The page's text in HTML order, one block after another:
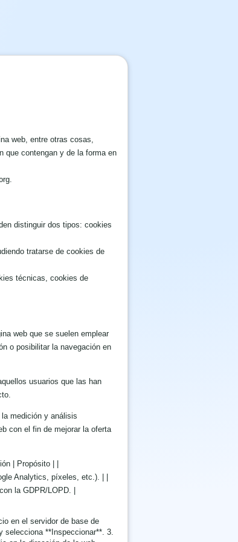
web, entre otras cosas,
que contengan y de la forma en
distinguir dos tipos: cookies
tratarse de cookies de
técnicas, cookies de
web que se suelen emplear
o posibilitar la navegación en
usuarios que las han
medición y análisis
con el fin de mejorar la oferta
| Propósito | |
Analytics, píxeles, etc.). | |
la GDPR/LOPD. |
en el servidor de base de
selecciona **Inspeccionar**. 3.